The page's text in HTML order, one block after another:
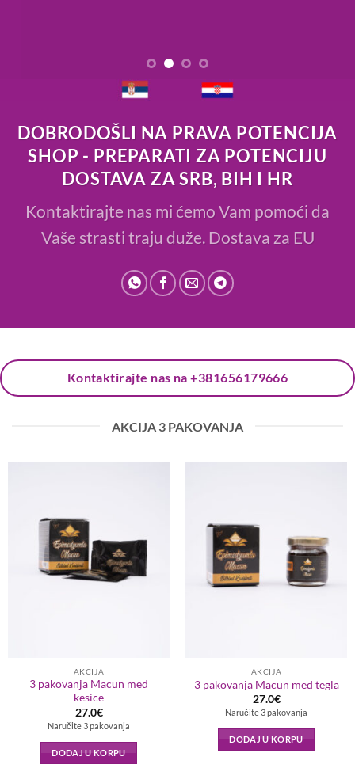
DOBRODOŠLI NA PRAVA POTENCIJA
SHOP - PREPARATI ZA POTENCIJU
DOSTAVA ZA SRB, BIH I HR
Kontaktirajte nas mi ćemo Vam pomoći da
Vaše strasti traju duže. Dostava za EU
Kontaktirajte nas na +381656179666
AKCIJA 3 PAKOVANJA
AKCIJA
3 pakovanja Macun med
kesice
27.0€
Naručite 3 pakovanja
DODAJ U KORPU
AKCIJA
3 pakovanja Macun med tegla
27.0€
Naručite 3 pakovanja
DODAJ U KORPU